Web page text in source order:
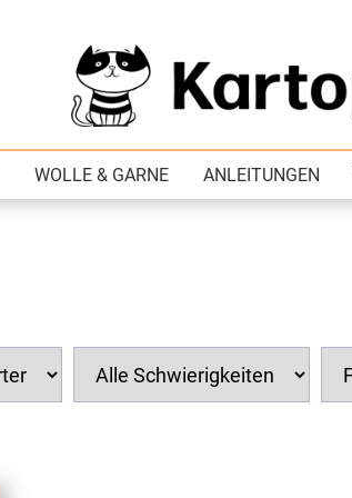
WOLLE & GARNE ANLEITUNGEN